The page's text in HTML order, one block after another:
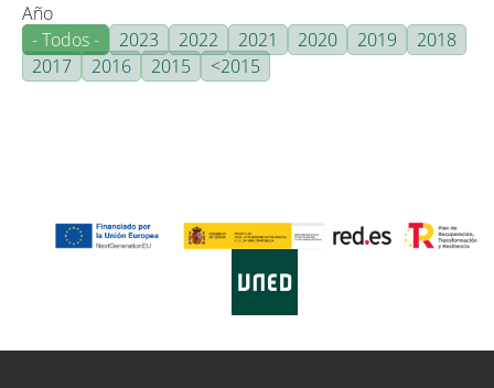
Año
- Todos -
2023 2022 2021 2020 2019
2018
2017
2016 2015 <2015